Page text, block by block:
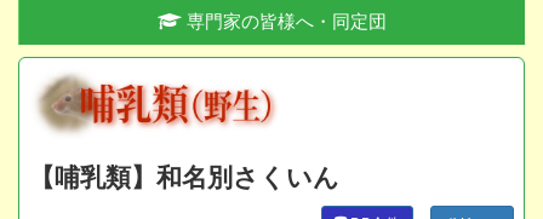
専門家の皆様へ・同定団
【哺乳類】和名別さくいん